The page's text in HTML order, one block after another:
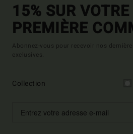
15% SUR VOTRE
PREMIÈRE
Abonnez-vous pour recevoir nos
exclusives.
Collection